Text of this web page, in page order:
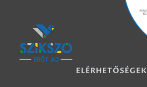
ELÉRHETŐSÉGEK